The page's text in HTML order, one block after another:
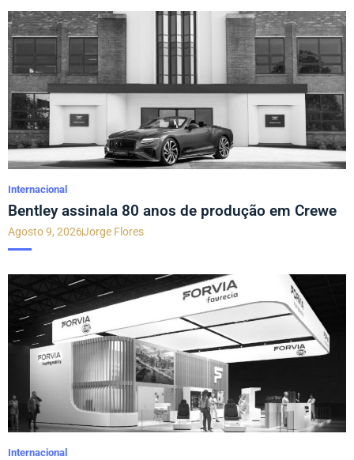
Internacional
Bentley assinala 80 anos de produção em Crewe
Agosto 9, 2026Jorge Flores
Internacional